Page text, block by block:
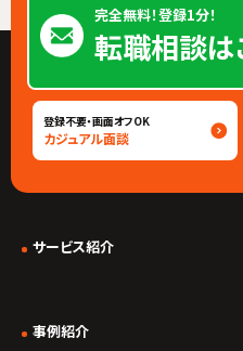
完全無料！登録1分！
転職相談は
登録不要・画面オフOK
カジュアル面談
サービス紹介
事例紹介